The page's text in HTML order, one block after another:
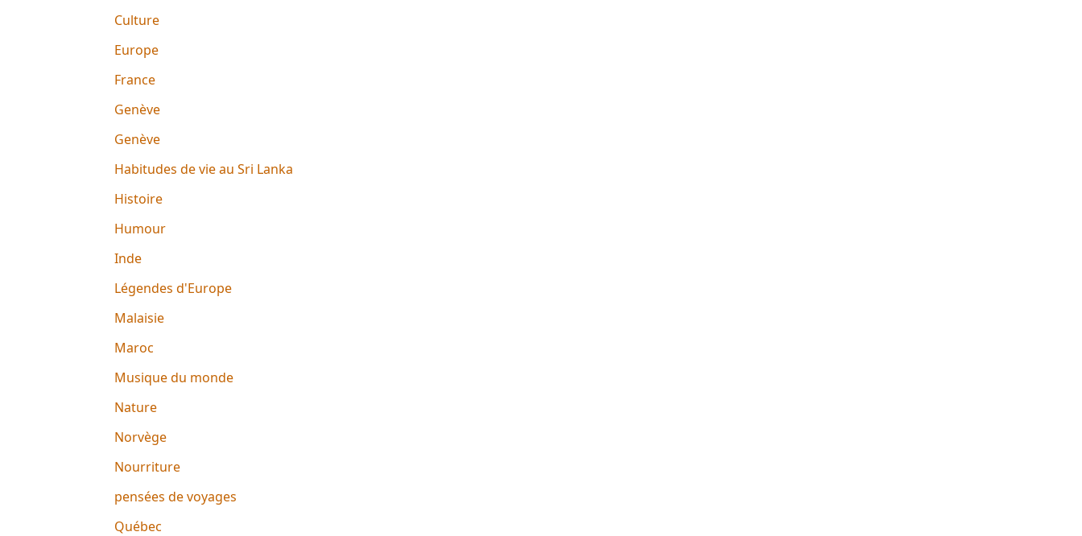
Culture
Europe
France
Genève
Genève
Habitudes de vie au Sri Lanka
Histoire
Humour
Inde
Légendes d'Europe
Malaisie
Maroc
Musique du monde
Nature
Norvège
Nourriture
pensées de voyages
Québec